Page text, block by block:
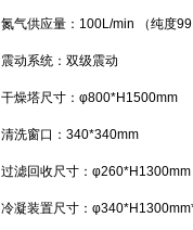
氮气供应量：100L/min （纯度
震动系统：双级震动
干燥塔尺寸：φ800*H1500mm
清洗窗口：340*340mm
过滤回收尺寸：φ260*H1300mm
冷凝装置尺寸：